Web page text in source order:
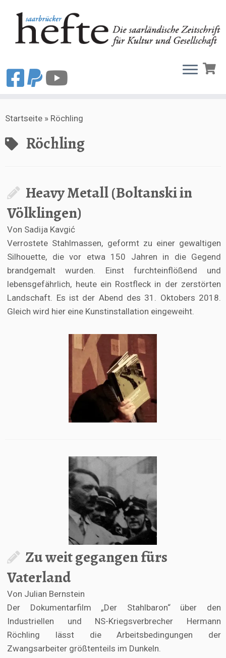
Inhalt
Startseite » Röchling
Röchling
Heavy Metall (Boltanski in
Völklingen)
Von Sadija Kavgić
Verrostete Stahlmassen, geformt zu einer gewaltigen
Silhouette, die vor etwa 150 Jahren in die Gegend
brandgemalt wurden. Einst furchteinflößend und
lebensgefährlich, heute ein Rostfleck in der zerstörten
Landschaft. Es ist der Abend des 31. Oktobers 2018.
Gleich wird hier eine Kunstinstallation eingeweiht.
Zu weit gegangen fürs
Vaterland
Von Julian Bernstein
Der Dokumentarfilm „Der Stahlbaron“ über den
Industriellen und NS-Kriegsverbrecher Hermann
Röchling lässt die Arbeitsbedingungen der
Zwangsarbeiter größtenteils im Dunkeln.